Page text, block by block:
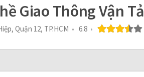
Giao Thông Vận
Quận 12, TP.HCM 6.8